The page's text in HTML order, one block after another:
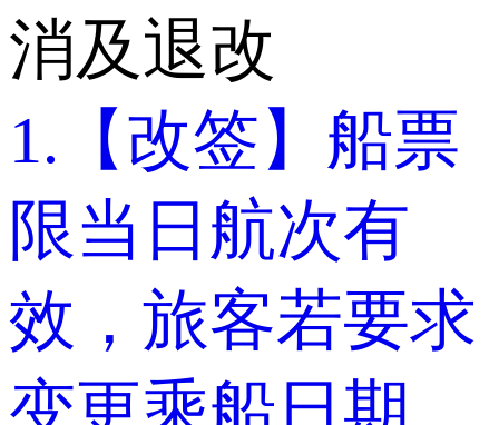
消及退改
1.【改签】船票
限当日航次有
效，旅客若要求
变更乘船日期、